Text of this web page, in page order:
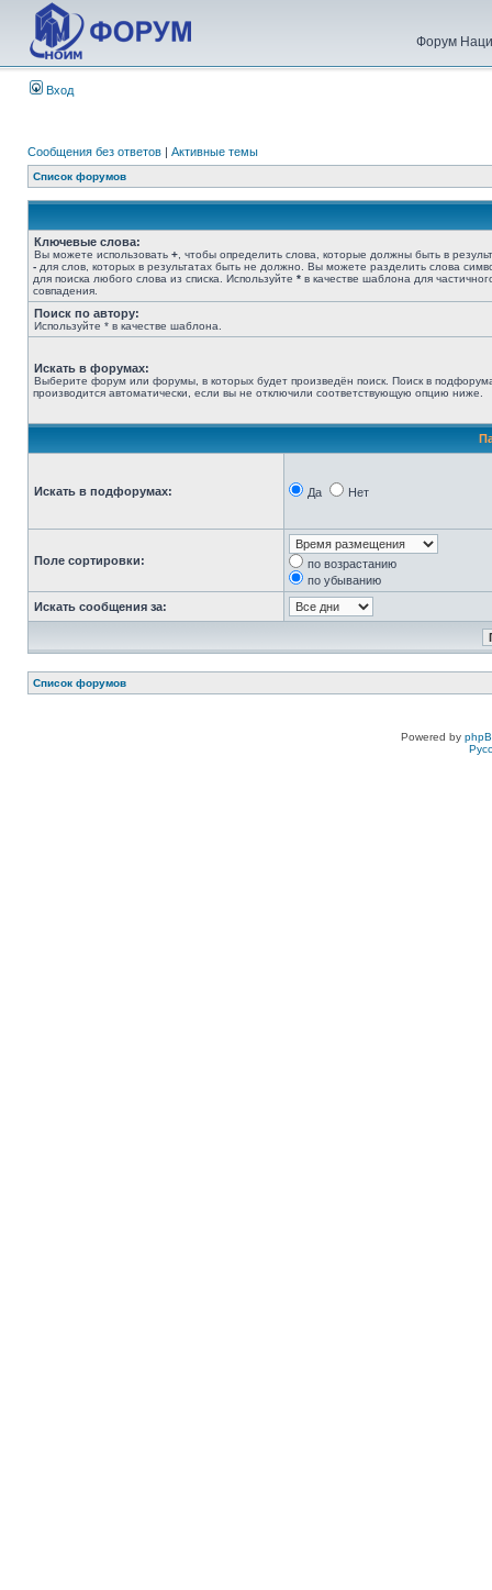
Форум
Вход
Сообщения без ответов | Активные темы
Список форумов
Ключевые слова:
Вы можете использовать + , чтобы определить слова, которые должны быть в
- для слов, которых в результатах быть не должно. Вы можете разделить слова
для поиска любого слова из списка. Используйте * в качестве шаблона для
совпадения.
Поиск по автору:
Используйте * в качестве шаблона.
Искать в форумах:
Выберите форум или форумы, в которых будет произведён поиск. Поиск в
производится автоматически, если вы не отключили соответствующую опцию ниже.
Искать в подфорумах: Да Нет
Поле сортировки:
по возрастанию
по убыванию
Искать сообщения за:
Список форумов
Powered by